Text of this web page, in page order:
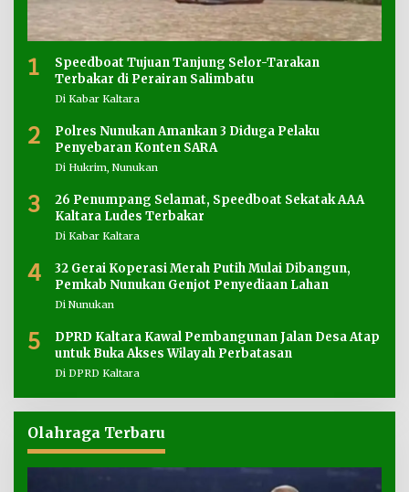
1
Speedboat Tujuan Tanjung Selor-Tarakan
Terbakar di Perairan Salimbatu
Di Kabar Kaltara
2
Polres Nunukan Amankan 3 Diduga Pelaku
Penyebaran Konten SARA
Di Hukrim, Nunukan
3
26 Penumpang Selamat, Speedboat Sekatak AAA
Kaltara Ludes Terbakar
Di Kabar Kaltara
4
32 Gerai Koperasi Merah Putih Mulai Dibangun,
Pemkab Nunukan Genjot Penyediaan Lahan
Di Nunukan
5
DPRD Kaltara Kawal Pembangunan Jalan Desa Atap
untuk Buka Akses Wilayah Perbatasan
Di DPRD Kaltara
Olahraga Terbaru